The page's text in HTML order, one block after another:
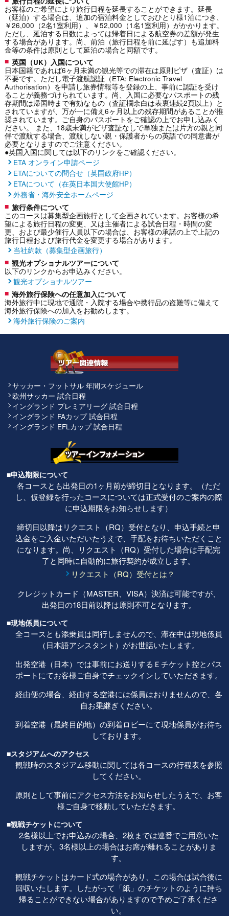
お客様のご希望により旅行日程を延長することができます。延長
（延泊）する場合は、追加の宿泊料金としておひとり様1泊につき、
￥26,000（2名1室利用）、￥52,000（1名1室利用）がかかります。
ただし、延泊する日数によっては帰着日による航空券の差額が発生
する場合があります。尚、前泊（旅行日程を前に延ばす）も追加料
金等の条件は原則として延泊の場合と同額です。
英国（UK）入国について
日本国籍であれば6ヶ月未満の観光等での滞在は原則ビザ（査証）は
不要です。ただし電子渡航認証（ETA: Electronic Travel
Authorisation）を申請し旅券情報等を登録の上、事前に認証を受け
ることが義務づけられています。尚、入国に必要なパスポートの残
存期間は帰国時まで有効なもの（査証欄余白は表裏連続2頁以上）と
されていますが、万が一に備え6ヶ月以上の残存期間があることが推
奨されています。ご自身のパスポートをご確認の上でお申し込みく
ださい。 また、18歳未満がビザ査証なしで単独または片方の親と同
伴で渡航する場合、渡航しない親・保護者からの英語での同意書が
必要となりますのでご注意ください。
●英国入国に関しては以下のリンクをご確認ください。
ETA オンライン申請ページ
ETAについての問合せ（英国政府HP）
ETAについて（在英日本国大使館HP）
外務省・海外安全ホームページ
旅行条件について
このコースは募集型企画旅行として企画されています。お客様の希
望による旅行日程の変更、又は主催者による試合日程・時間の変
更、および最少催行人員以下の場合は、お客様の承諾の上で上記の
旅行日程および旅行代金を変更する場合があります。
当社約款（募集型企画旅行）
観光オプショナルツアーについて
以下のリンクからお申込みください。
観光オプショナルツアー
海外旅行保険への任意加入について
海外旅行中に現地で通院・入院する場合や携行品の盗難等に備えて
海外旅行保険への加入をお勧めします。
海外旅行保険のご案内
サッカー・フットサル 年間スケジュール
欧州サッカー 試合日程
イングランド プレミアリーグ 試合日程
イングランド FAカップ 試合日程
イングランド EFLカップ 試合日程
■申込期限について
各コースとも出発日の1ヶ月前が締切日となります。（ただ
し、仮登録を行ったコースについては正式受付のご案内の際
に申込期限をお知らせします）
締切日以降はリクエスト（RQ）受付となり、申込手続と申
込金をご入金いただいたうえで、手配をお待ちいただくこと
になります。尚、リクエスト（RQ）受付した場合は手配完
了と同時に自動的に旅行契約が成立します。
リクエスト（RQ）受付とは？
クレジットカード（MASTER、VISA）決済は可能ですが、
出発日の18日前以降は原則不可となります。
■現地係員について
全コースとも添乗員は同行しませんので、滞在中は現地係員
（日本語アシスタント）がお世話いたします。
出発空港（日本）では事前にお送りするＥチケット控とパス
ポートにてお客様ご自身でチェックインしていただきます。
経由便の場合、経由する空港には係員はおりませんので、各
自お乗継ぎください。
到着空港（最終目的地）の到着ロビーにて現地係員がお待ち
しております。
■スタジアムへのアクセス
観戦時のスタジアム移動に関しては各コースの行程表を参照
してください。
原則として事前にアクセス方法をお知らせしたうえで、お客
様ご自身で移動していただきます。
■観戦チケットについて
2名様以上でお申込みの場合、2枚までは連番でご用意いた
しますが、3名様以上の場合はお席が離れることがありま
す。
観戦チケットはカード式の場合があり、この場合は試合後に
回収いたします。したがって「紙」のチケットのように持ち
帰ることができない場合がありますので予めご了承くださ
い。